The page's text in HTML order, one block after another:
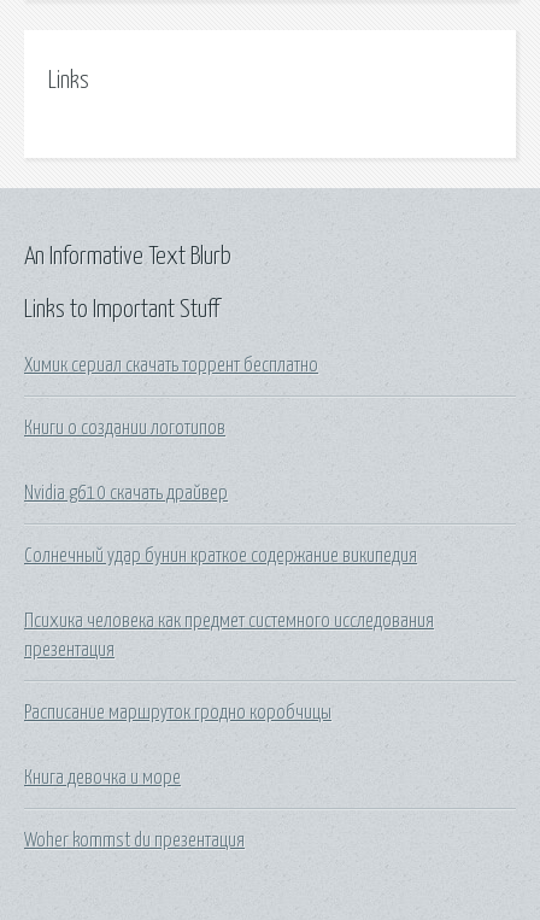
Links
Links to Important Stuff
Химик сериал скачать торрент бесплатно
Книги о создании логотипов
Nvidia g610 скачать драйвер
Солнечный удар бунин краткое содержание википедия
Психика человека как предмет системного исследования
презентация
Расписание маршруток гродно коробчицы
Книга девочка и море
Woher kommst du презентация
An Informative Text Blurb